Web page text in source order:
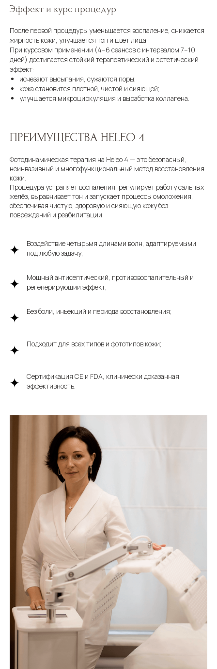
Эффект и курс процедур
После первой процедуры уменьшается воспаление, снижается
жирность кожи, улучшается тон и цвет лица.
При курсовом применении (4–6 сеансов с интервалом 7–10
дней) достигается стойкий терапевтический и эстетический
эффект:
исчезают высыпания, сужаются поры;
кожа становится плотной, чистой и сияющей;
улучшается микроциркуляция и выработка коллагена.
ПРЕИМУЩЕСТВА HELEO 4
Фотодинамическая терапия на Heleo 4 — это безопасный,
неинвазивный и многофункциональный метод восстановления
кожи.
Процедура устраняет воспаления, регулирует работу сальных
желёз, выравнивает тон и запускает процессы омоложения,
обеспечивая чистую, здоровую и сияющую кожу без
повреждений и реабилитации.
Воздействие четырьмя длинами волн, адаптируемыми
под любую задачу;
Мощный антисептический, противовоспалительный и
регенерирующий эффект;
Без боли, инъекций и периода восстановления;
Подходит для всех типов и фототипов кожи;
Сертификация CE и FDA, клинически доказанная
эффективность.